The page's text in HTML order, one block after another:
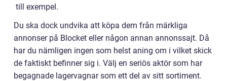
till exempel.
Du ska dock undvika att köpa dem från märkliga
annonser på Blocket eller någon annan annonssajt. Då
har du nämligen ingen som helst aning om i vilket skick
de faktiskt befinner sig i. Välj en seriös aktör som har
begagnade lagervagnar som ett del av sitt sortiment.